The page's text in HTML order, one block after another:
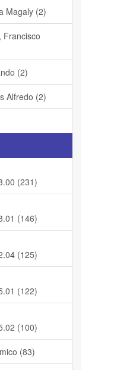
Magaly (2)
Francisco
(2)
Alfredo (2)
(231)
(146)
(125)
(122)
(100)
(83)